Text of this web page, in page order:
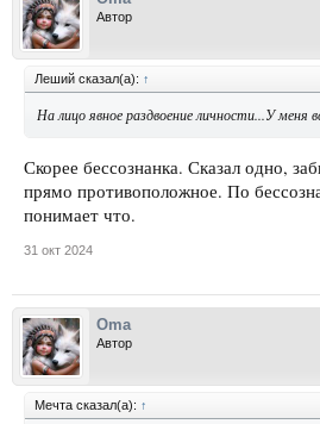
Автор
Леший сказал(а): ↑
На лицо явное раздвоение личности...У меня
Скорее бессознанка. Сказал одно,
прямо противоположное. По
понимает что.
31 окт 2024
Oma
Автор
Мечта сказал(а): ↑